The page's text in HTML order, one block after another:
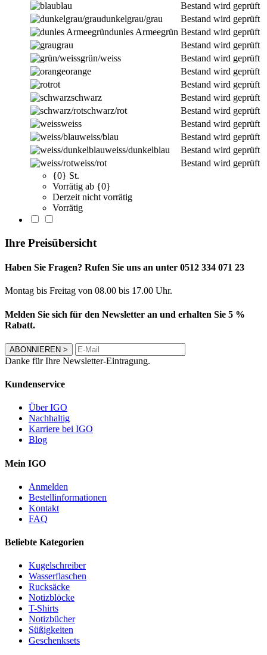
blau
Bestand wird geprüft
dunkelgrau/grau
Bestand wird geprüft
dunles Armeegrün Bestand wird geprüft
grau
Bestand wird geprüft
grün/weiss
Bestand wird geprüft
orange
Bestand wird geprüft
rot
Bestand wird geprüft
schwarz
Bestand wird geprüft
schwarz/rot
Bestand wird geprüft
weiss
Bestand wird geprüft
weiss/blau
Bestand wird geprüft
weiss/dunkelblau
Bestand wird geprüft
weiss/rot
Bestand wird geprüft
{0} St.
Vorrätig ab {0}
Derzeit nicht vorrätig
Vorrätig
Ihre Preisübersicht
Haben Sie Fragen? Rufen Sie uns an unter 0512 334 071 23
Montag bis Freitag von 08.00 bis 17.00 Uhr.
Melden Sie sich für den Newsletter an und erhalten Sie 5 %
Rabatt.
ABONNIEREN >
Danke für Ihre Newsletter-Eintragung.
Kundenservice
Über IGO
Nachhaltig
Karriere bei IGO
Blog
Mein IGO
Anmelden
Bestellinformationen
Kontakt
FAQ
Beliebte Kategorien
Kugelschreiber
Wasserflaschen
Rucksäcke
Notizblöcke
T-Shirts
Notizbücher
Süßigkeiten
Geschenksets